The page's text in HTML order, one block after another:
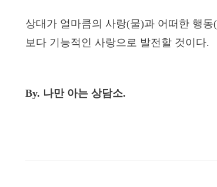
상대가 얼마큼의 사랑(물)과 어떠한 행
보다 기능적인 사랑으로 발전할 것이다.
By. 나만 아는 상담소.